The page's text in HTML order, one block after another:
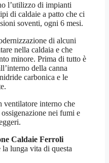
l’utilizzo di impianti
di caldaie a patto che ci
soventi, ogni 6 mesi.
di alcuni
nella caldaia e che
minore. Prima di tutto è
della canna
carbonica e le
ventilatore interno che
nei fumi e
Caldaie Ferroli
la lunga vita di questa